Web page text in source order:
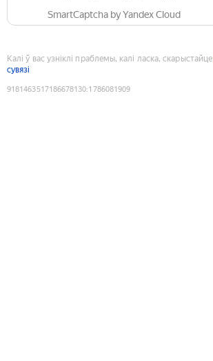
SmartCaptcha by Yandex Cloud
Калі ў вас узніклі праблемы, калі ласка, скарыстайце
сувязі
9181463517186678130:1786081909